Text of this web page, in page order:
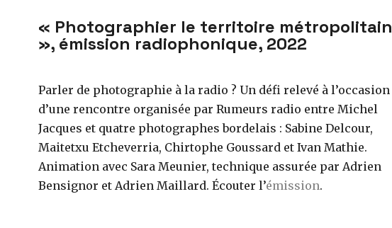
« Photographier le territoire métropolitain
», émission radiophonique, 2022
Parler de photographie à la radio ? Un défi relevé à l’occasion
d’une rencontre organisée par Rumeurs radio entre Michel
Jacques et quatre photographes bordelais : Sabine Delcour,
Maitetxu Etcheverria, Chirtophe Goussard et Ivan Mathie.
Animation avec Sara Meunier, technique assurée par Adrien
Bensignor et Adrien Maillard. Écouter l’émission.